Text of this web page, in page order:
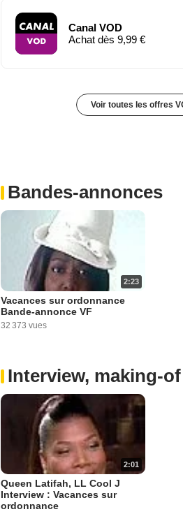
Canal VOD
Achat dès 9,99 €
Voir toutes les offres
Bandes-annonces
2:23
Vacances sur ordonnance
Bande-annonce VF
32 373 vues
Interview, making-
2:01
Queen Latifah, LL Cool J
Interview : Vacances sur
ordonnance